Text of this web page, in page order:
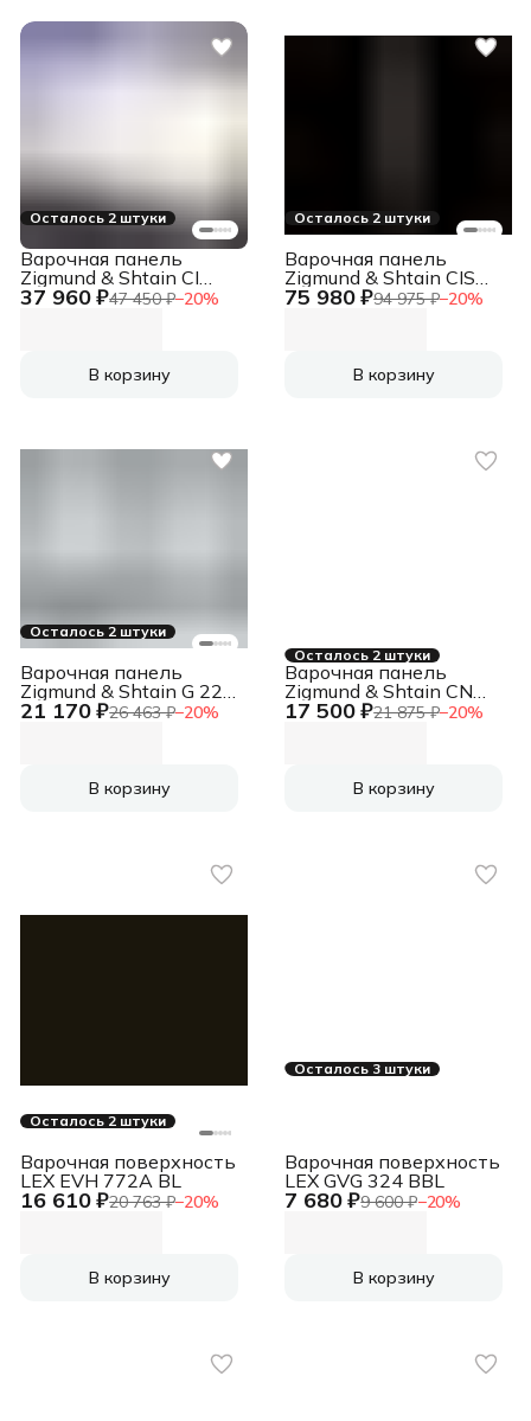
контроль,
автоматический
электроподжиг,
сделано в Испании
Осталось 2 штуки
37 960 ₽47 450 ₽−20%
Варочная панель
Zigmund & Shtain CI
49.6 W
В корзину
Осталось 2 штуки
75 980 ₽94 975 ₽−20%
Варочная панель
Zigmund & Shtain CIS
303.60 BX
В корзину
Осталось 2 штуки
21 170 ₽26 463 ₽−20%
Варочная панель
Zigmund & Shtain G 22.6
W
В корзину
Осталось 2 штуки
17 500 ₽21 875 ₽−20%
Варочная панель
Zigmund & Shtain CN
51.6 B черный
В корзину
Осталось 2 штуки
16 610 ₽20 763 ₽−20%
Варочная поверхность
LEX EVH 772A BL
В корзину
Осталось 3 штуки
7 680 ₽9 600 ₽−20%
Варочная поверхность
LEX GVG 324 BBL
В корзину